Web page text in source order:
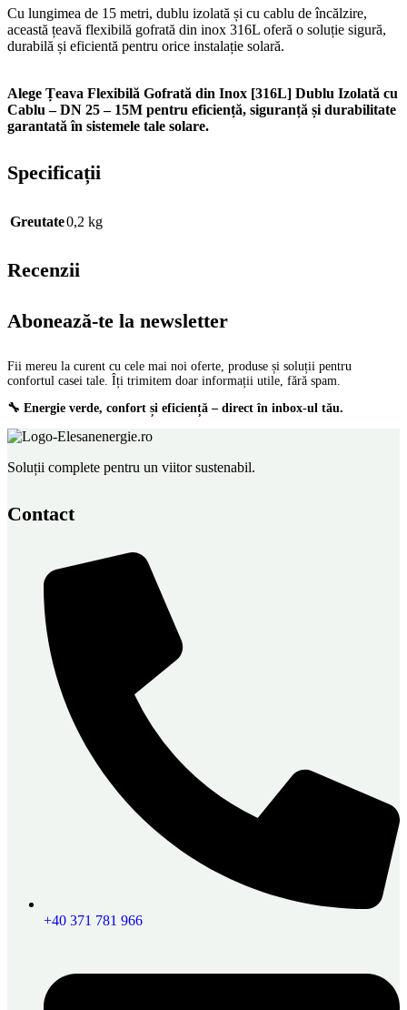
Cu lungimea de 15 metri, dublu izolată și cu cablu de încălzire,
această țeavă flexibilă gofrată din inox 316L oferă o soluție sigură,
durabilă și eficientă pentru orice instalație solară.
Alege Țeava Flexibilă Gofrată din Inox [316L] Dublu Izolată cu
Cablu – DN 25 – 15M pentru eficiență, siguranță și durabilitate
garantată în sistemele tale solare.
Specificații
Greutate0,2 kg
Recenzii
Abonează-te la newsletter
Fii mereu la curent cu cele mai noi oferte, produse și soluții pentru
confortul casei tale. Îți trimitem doar informații utile, fără spam.
🔧 Energie verde, confort și eficiență – direct în inbox-ul tău.
Soluții complete pentru un viitor sustenabil.
Contact
+40 371 781 966